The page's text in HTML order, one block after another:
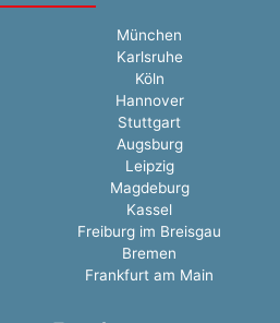
München
Karlsruhe
Köln
Hannover
Stuttgart
Augsburg
Leipzig
Magdeburg
Kassel
Freiburg im Breisgau
Bremen
Frankfurt am Main